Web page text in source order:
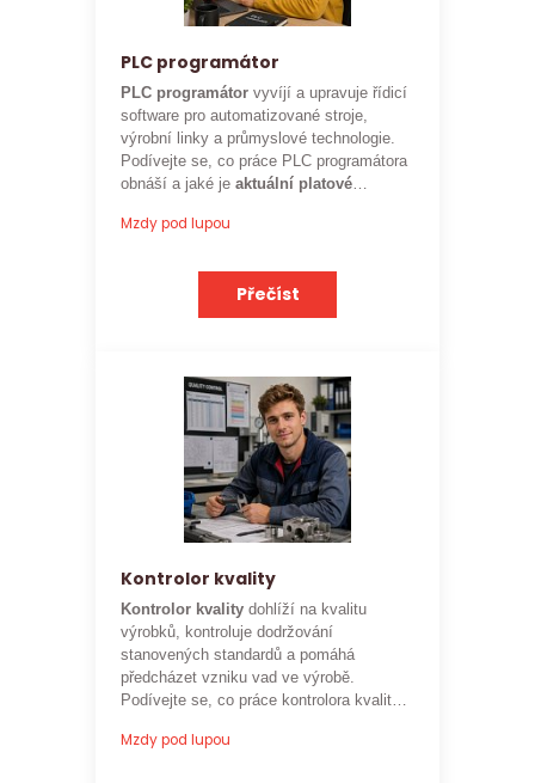
PLC programátor
PLC programátorvyvíjí a upravuje řídicí
software pro automatizované stroje,
výrobní linky a průmyslové technologie.
Podívejte se, co práce PLC programátora
obnáší a jaké jeaktuální platové
Mzdy pod lupou
Přečíst
Kontrolor kvality
Kontrolor kvalitydohlíží na kvalitu
výrobků, kontroluje dodržování
stanovených standardů a pomáhá
předcházet vzniku vad ve výrobě.
Podívejte se, co práce kontrolora kvality
ohodnocení této profese
Mzdy pod lupou